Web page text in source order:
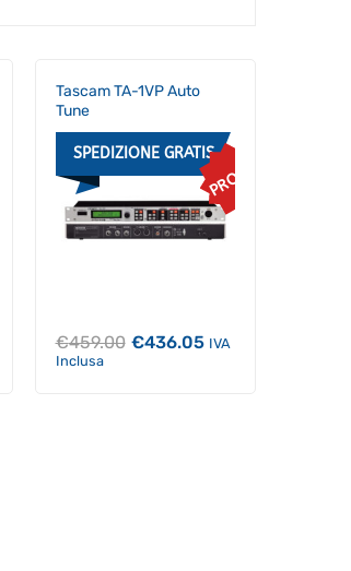
Tascam TA-1VP Auto
Tune
SPEDIZIONE GRATIS
PROMO
€459.00 Il
€436.05IlIVA
Inclusa